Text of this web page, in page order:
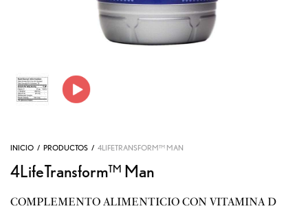
INICIO / PRODUCTOS / 4LIFETRANSFORM™ MAN
4LifeTransform™ Man
COMPLEMENTO ALIMENTICIO CON VITAMINA D